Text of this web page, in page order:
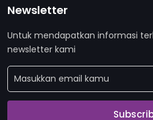
Newsletter
Untuk mendapatkan informasi
newsletter kami